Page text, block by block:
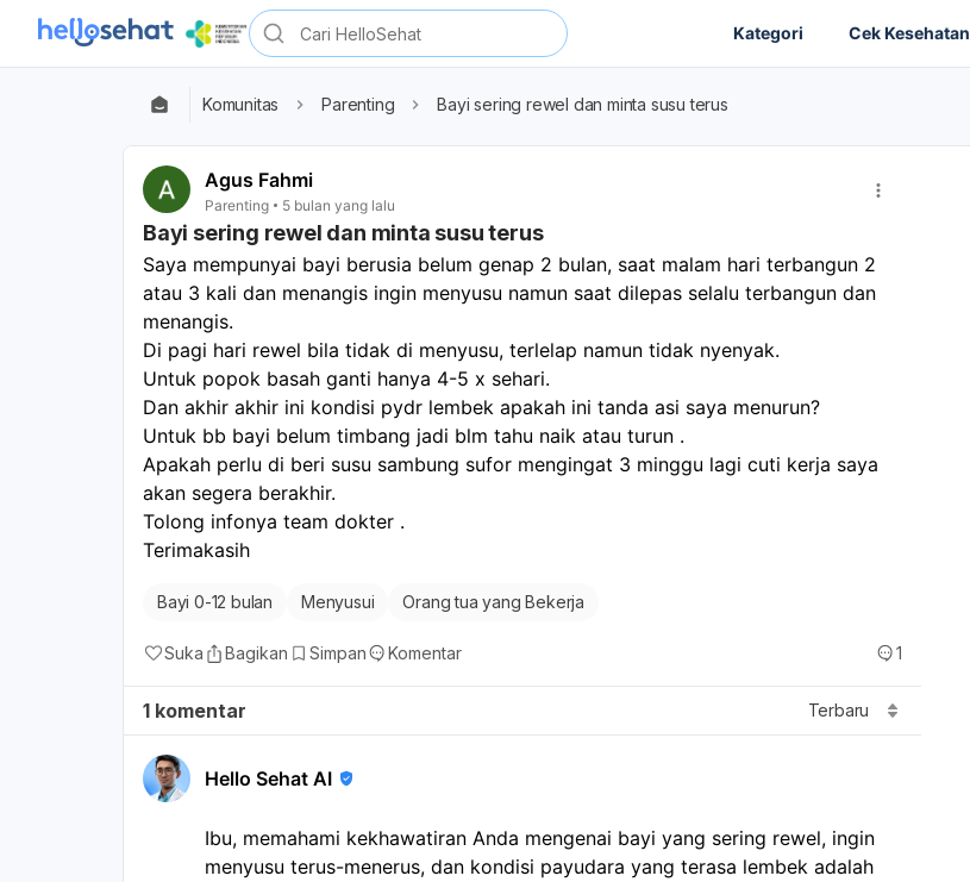
Kategori Cek Kesehatan
Komunitas Parenting Bayi sering rewel dan minta susu terus
Agus Fahmi
Parenting 5 bulan yang lalu
Bayi sering rewel dan minta susu terus
Saya mempunyai bayi berusia belum genap 2 bulan, saat malam hari terbangun 2
atau 3 kali dan menangis ingin menyusu namun saat dilepas selalu terbangun dan
menangis.
Di pagi hari rewel bila tidak di menyusu, terlelap namun tidak nyenyak.
Untuk popok basah ganti hanya 4-5 x sehari.
Dan akhir akhir ini kondisi pydr lembek apakah ini tanda asi saya menurun?
Untuk bb bayi belum timbang jadi blm tahu naik atau turun .
Apakah perlu di beri susu sambung sufor mengingat 3 minggu lagi cuti kerja saya
akan segera berakhir.
Tolong infonya team dokter .
Terimakasih
Bayi 0-12 bulan Menyusui Orang tua yang Bekerja
Suka Bagikan Simpan Komentar 1
1 komentar Terbaru
Hello Sehat AI
Ibu, memahami kekhawatiran Anda mengenai bayi yang sering rewel, ingin
menyusu terus-menerus, dan kondisi payudara yang terasa lembek adalah